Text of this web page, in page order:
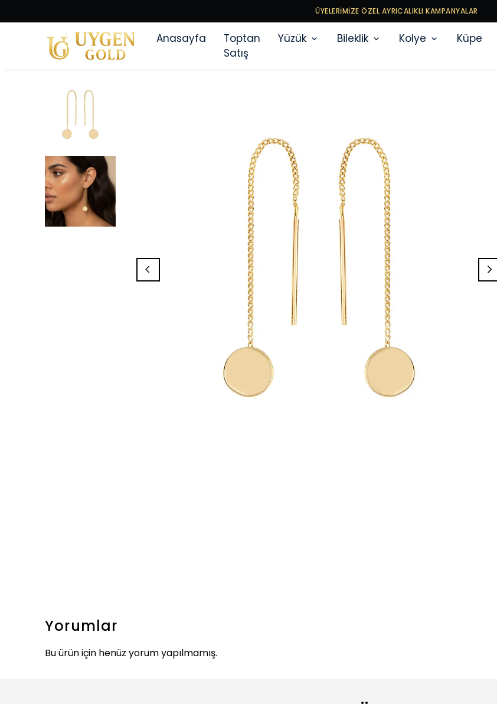
ÜYELERİMİZE ÖZEL AYRICALIKLI KAMPANYALAR
Anasayfa
Toptan
Satış
Yüzük Bileklik Kolye Küpe
Yorumlar
Bu ürün için henüz yorum yapılmamış.